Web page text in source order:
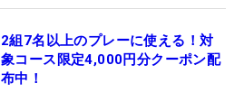
2組7名以上のプレーに使える！対
象コース限定4,000円分クーポン配
布中！